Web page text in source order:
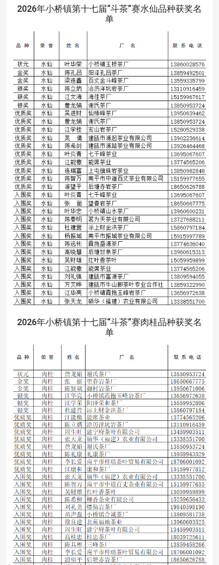
2026年小桥镇第十七届“斗茶”赛水仙品种获奖名
单
2026年小桥镇第十七届“斗茶”赛肉桂品种获奖名
单